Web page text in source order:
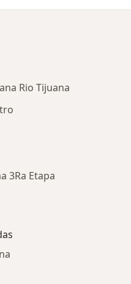
Rio Tijuana
3Ra Etapa